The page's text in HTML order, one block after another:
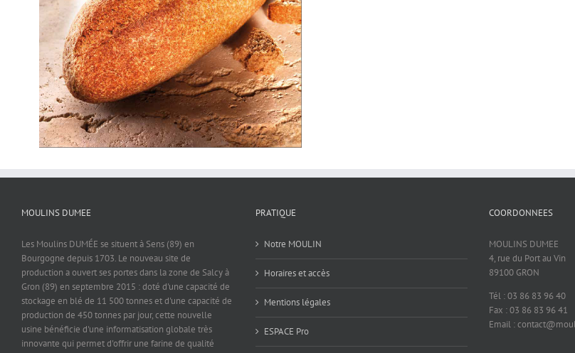
MOULINS DUMEE
Les Moulins DUMÉE se situent à Sens (89) en
Bourgogne depuis 1703. Le nouveau site de
production a ouvert ses portes dans la zone de Salcy à
Gron (89) en septembre 2015 : doté d'une capacité de
stockage en blé de 11 500 tonnes et d'une capacité de
production de 450 tonnes par jour, cette nouvelle
usine bénéficie d'une informatisation globale très
innovante qui permet d'offrir une farine de qualité
PRATIQUE
Notre MOULIN
Horaires et accès
Mentions légales
ESPACE Pro
COORDONNEES
MOULINS DUMEE
4, rue du Port au Vin
89100 GRON
Tél : 03 86 83 96 40
Fax : 03 86 83 96 41
Email :